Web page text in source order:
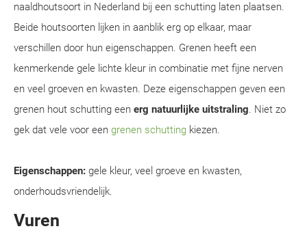
naaldhoutsoort in Nederland bij een schutting laten plaatsen.
Beide houtsoorten lijken in aanblik erg op elkaar, maar
verschillen door hun eigenschappen. Grenen heeft een
kenmerkende gele lichte kleur in combinatie met fijne nerven
en veel groeven en kwasten. Deze eigenschappen geven een
grenen hout schutting een erg natuurlijke uitstraling. Niet zo
gek dat vele voor een grenen schutting kiezen.
Eigenschappen: gele kleur, veel groeve en kwasten,
onderhoudsvriendelijk.
Vuren